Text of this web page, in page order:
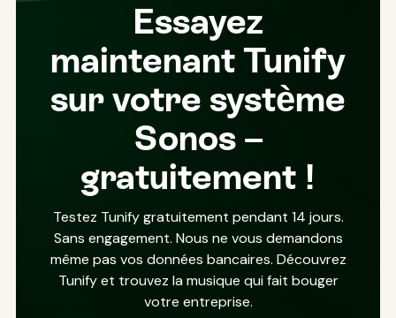
Essayez
maintenant Tunify
sur votre système
Sonos –
gratuitement !
Testez Tunify gratuitement pendant 14 jours.
Sans engagement. Nous ne vous demandons
même pas vos données bancaires. Découvrez
Tunify et trouvez la musique qui fait bouger
votre entreprise.